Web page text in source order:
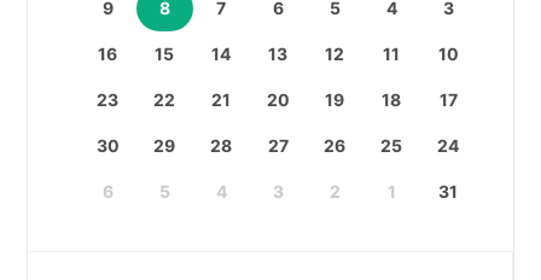
3
4
5
6
7
8
9
10
11
12
13
14
15
16
17
18
19
20
21
22
23
24
25
26
27
28
29
30
31
1
2
3
4
5
6